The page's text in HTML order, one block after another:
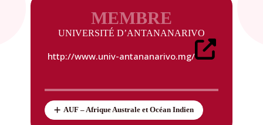
MEMBRE
UNIVERSITÉ D’ANTANANARIVO
http://www.univ-antananarivo.mg/
AUF – Afrique Australe et Océan Indien